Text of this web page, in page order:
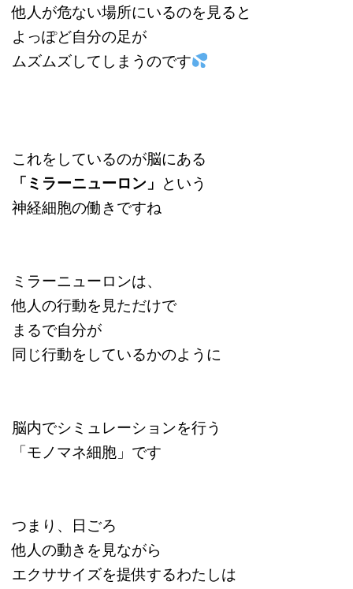
他人が危ない場所にいるのを見ると
よっぽど自分の足が
ムズムズしてしまうのです
これをしているのが脳にある
「ミラーニューロン」 という
神経細胞の働きですね
ミラーニューロンは、
他人の行動を見ただけで
まるで自分が
同じ行動をしているかのように
脳内でシミュレーションを行う
「モノマネ細胞」です
つまり、日ごろ
他人の動きを見ながら
エクササイズを提供するわたしは